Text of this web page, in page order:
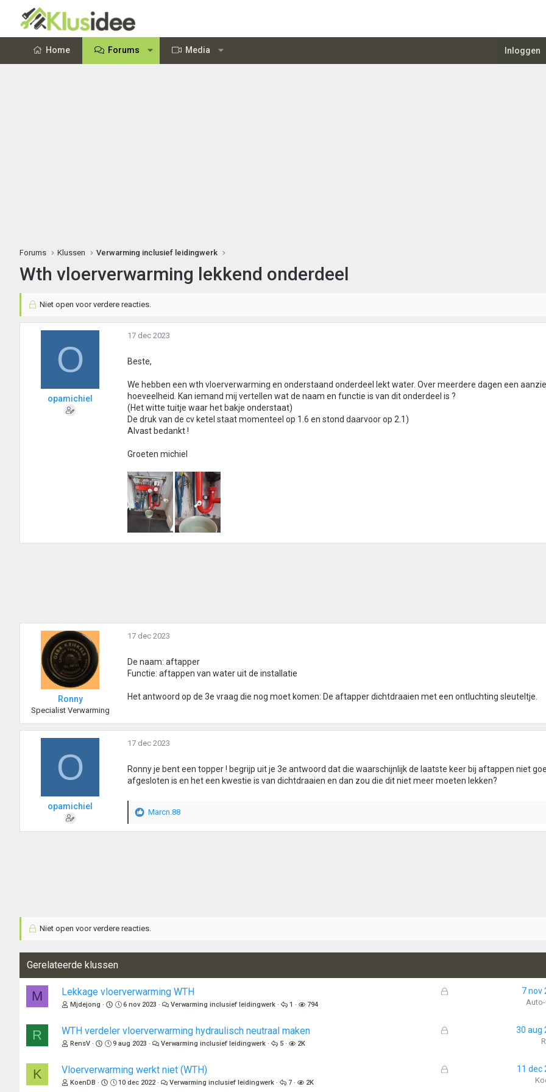
Home Forums Media Inloggen
Forums Klussen Verwarming inclusief leidingwerk
Wth vloerverwarming lekkend onderdeel
Niet open voor verdere reacties.
O
opamichiel
17 dec 2023
Beste,
We hebben een wth vloerverwarming en onderstaand onderdeel lekt water. Over meerdere dagen een
hoeveelheid. Kan iemand mij vertellen wat de naam en functie is van dit onderdeel is ?
(Het witte tuitje waar het bakje onderstaat)
De druk van de cv ketel staat momenteel op 1.6 en stond daarvoor op 2.1)
Alvast bedankt !
Groeten michiel
Ronny
Specialist Verwarming
17 dec 2023
De naam: aftapper
Functie: aftappen van water uit de installatie
Het antwoord op de 3e vraag die nog moet komen: De aftapper dichtdraaien met een ontluchting sleuteltje.
O
opamichiel
17 dec 2023
Ronny je bent een topper ! begrijp uit je 3e antwoord dat die waarschijnlijk de laatste keer bij aftappen niet
afgesloten is en het een kwestie is van dichtdraaien en dan zou die dit niet meer moeten lekken?
W
e
Marcn.88
Niet open voor verdere reacties.
Gerelateerde klussen
M
G
o
n
Lekkage vloerverwarming WTH
Mjdejong 6 nov 2023 Verwarming inclusief leidingwerk 1 794
7 nov
Auto-
R
G
o
WTH verdeler vloerverwarming hydraulisch neutraal maken
RensV 9 aug 2023 Verwarming inclusief leidingwerk 5 2K
30 aug
K
G
Vloerverwarming werkt niet (WTH)
KoenDB 10 dec 2022 Verwarming inclusief leidingwerk 7 2K
11 dec